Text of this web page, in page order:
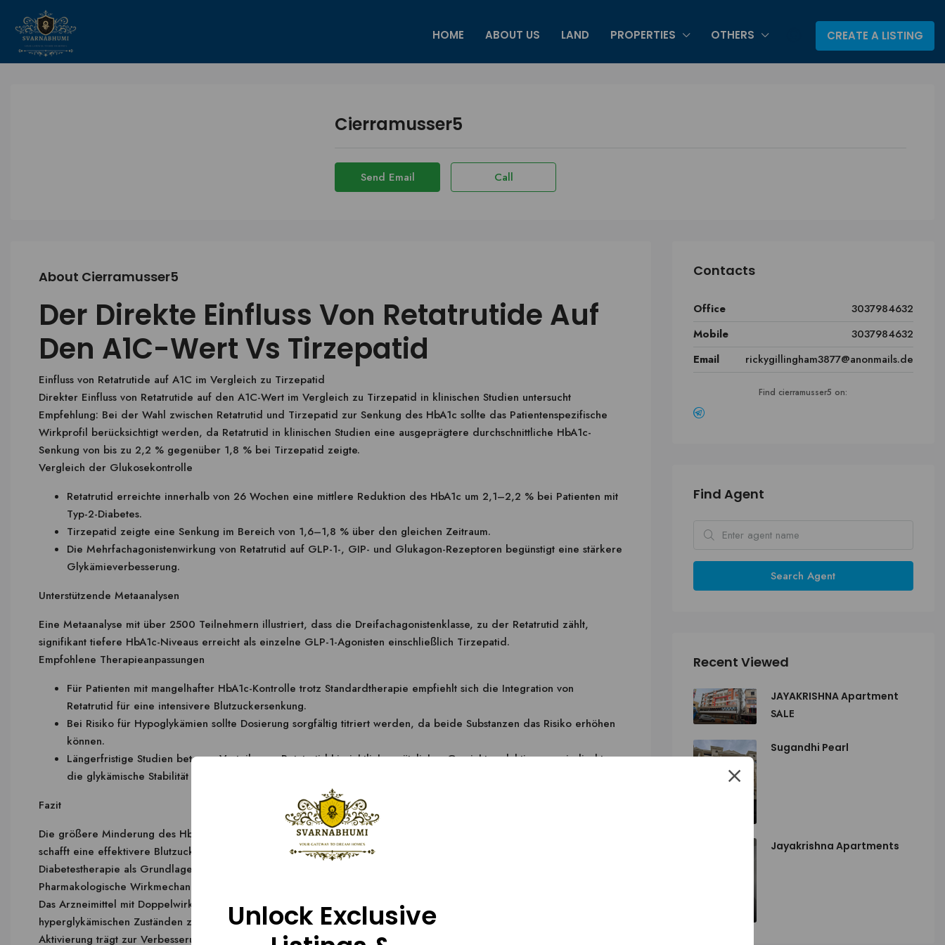
HOME ABOUT US LAND PROPERTIES OTHERS CREATE A LISTING
Cierramusser5
Send Email Call
About Cierramusser5
Der Direkte Einfluss Von Retatrutide Auf
Den A1C-Wert Vs Tirzepatid
Einfluss von Retatrutide auf A1C im Vergleich zu Tirzepatid
Direkter Einfluss von Retatrutide auf den A1C-Wert im Vergleich zu Tirzepatid in klinischen Studien untersucht
Empfehlung: Bei der Wahl zwischen Retatrutid und Tirzepatid zur Senkung des HbA1c sollte das Patientenspezifische
Wirkprofil berücksichtigt werden, da Retatrutid in klinischen Studien eine ausgeprägtere durchschnittliche HbA1c-
Senkung von bis zu 2,2 % gegenüber 1,8 % bei Tirzepatid zeigte.
Vergleich der Glukosekontrolle
Retatrutid erreichte innerhalb von 26 Wochen eine mittlere Reduktion des HbA1c um 2,1–2,2 % bei Patienten mit
Typ-2-Diabetes.
Tirzepatid zeigte eine Senkung im Bereich von 1,6–1,8 % über den gleichen Zeitraum.
Die Mehrfachagonistenwirkung von Retatrutid auf GLP-1-, GIP- und Glukagon-Rezeptoren begünstigt eine stärkere
Glykämieverbesserung.
Unterstützende Metaanalysen
Eine Metaanalyse mit über 2500 Teilnehmern illustriert, dass die Dreifachagonistenklasse, zu der Retatrutid zählt,
signifikant tiefere HbA1c-Niveaus erreicht als einzelne GLP-1-Agonisten einschließlich Tirzepatid.
Empfohlene Therapieanpassungen
Für Patienten mit mangelhafter HbA1c-Kontrolle trotz Standardtherapie empfiehlt sich die Integration von
Retatrutid für eine intensivere Blutzuckersenkung.
Bei Risiko für Hypoglykämien sollte Dosierung sorgfältig titriert werden, da beide Substanzen das Risiko erhöhen
können.
Längerfristige Studien betonen Vorteile von Retatrutid hinsichtlich zusätzlicher Gewichtsreduktion, was indirekt
die glykämische Stabilität verbessert.
Fazit
Die größere Minderung des HbA1c durch Retatrutid mitsamt günstiger Effekte auf Körpergewicht und Insulinsensitivität
schafft eine effektivere Blutzuckerkontrolle im Vergleich zu Tirzepatid. Diese Daten sollten Entscheidern in der
Diabetestherapie als Grundlage für individuelle Anpassungen dienen.
Pharmakologische Wirkmechanismen von Retatrutide und Tirzepatid
Das Arzneimittel mit Doppelwirkung nutzt sowohl den GLP-1- als auch den GIP-Rezeptor, um die Insulinausschüttung bei
hyperglykämischen Zuständen zu stimulieren und gleichzeitig die Glukagonsekretion zu modulieren. Diese duale
Aktivierung trägt zur Verbesserung der Glukosehomöostase bei.
Contacts
Office
3037984632
Mobile
3037984632
Email
rickygillingham3877@anonmails.de
Find cierramusser5 on:
Find Agent
Search Agent
Recent Viewed
JAYAKRISHNA Apartment
SALE
Sugandhi Pearl
Jayakrishna Apartments
Unlock Exclusive